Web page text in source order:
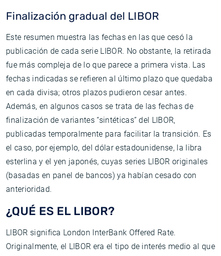
Finalización gradual del LIBOR
Este resumen muestra las fechas en las que cesó la
publicación de cada serie LIBOR. No obstante, la retirada
fue más compleja de lo que parece a primera vista. Las
fechas indicadas se refieren al último plazo que quedaba
en cada divisa; otros plazos pudieron cesar antes.
Además, en algunos casos se trata de las fechas de
finalización de variantes “sintéticas” del LIBOR,
publicadas temporalmente para facilitar la transición. Es
el caso, por ejemplo, del dólar estadounidense, la libra
esterlina y el yen japonés, cuyas series LIBOR originales
(basadas en panel de bancos) ya habían cesado con
anterioridad.
¿QUÉ ES EL LIBOR?
LIBOR significa London InterBank Offered Rate.
Originalmente, el LIBOR era el tipo de interés medio al que